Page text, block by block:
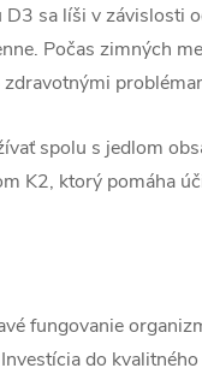
sa líši v závislosti
Počas zimných
spolu s jedlom
K2, ktorý pomáha
fungovanie
do